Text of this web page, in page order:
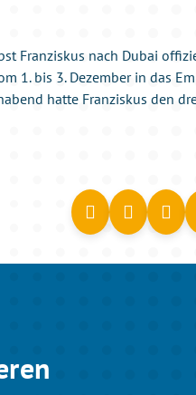
Franziskus nach Dubai
1. bis 3. Dezember in das
hatte Franziskus den